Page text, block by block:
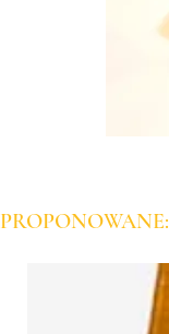
PROPONOWANE: